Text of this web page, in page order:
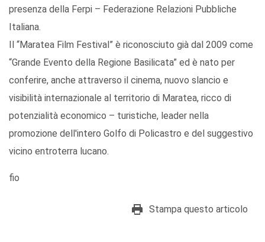
presenza della Ferpi – Federazione Relazioni Pubbliche
Italiana.
Il “Maratea Film Festival” è riconosciuto già dal 2009 come
“Grande Evento della Regione Basilicata” ed è nato per
conferire, anche attraverso il cinema, nuovo slancio e
visibilità internazionale al territorio di Maratea, ricco di
potenzialità economico – turistiche, leader nella
promozione dell'intero Golfo di Policastro e del suggestivo
vicino entroterra lucano.
fio
Stampa questo articolo